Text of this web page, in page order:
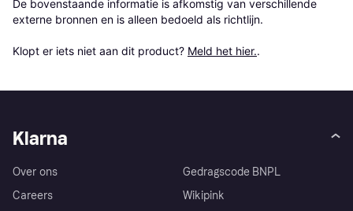
De bovenstaande informatie is afkomstig van verschillende
externe bronnen en is alleen bedoeld als richtlijn.
Klopt er iets niet aan dit product? Meld het hier..
Klarna
Over ons
Careers
Gedragscode BNPL
Wikipink